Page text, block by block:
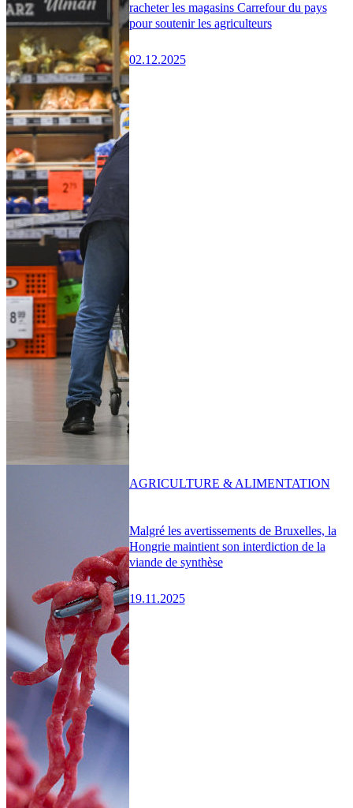
racheter les magasins Carrefour du pays
pour soutenir les agriculteurs
02.12.2025
Malgré les avertissements de Bruxelles, la
Hongrie maintient son interdiction de la
viande de synthèse
19.11.2025
AGRICULTURE & ALIMENTATION